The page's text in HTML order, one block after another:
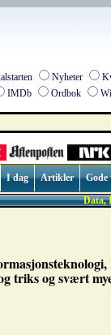
Nyheter
IMDb Ordbok
I dag Artikler
Data,
triks og svært